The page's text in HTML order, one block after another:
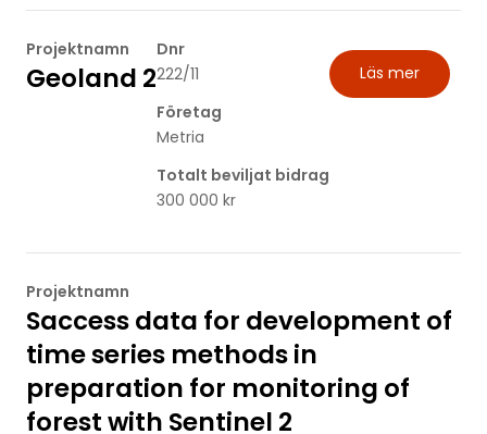
Projektnamn
Geoland 2
Dnr
222/11
Företag
Metria
Totalt beviljat bidrag
300 000 kr
Läs mer
Projektnamn
Saccess data for development of
time series methods in
preparation for monitoring of
forest with Sentinel 2